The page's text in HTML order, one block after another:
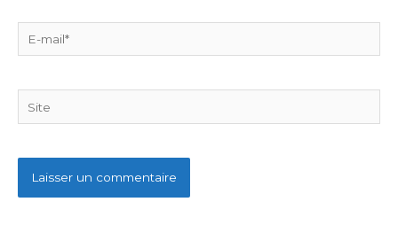
E-
mail*
Site